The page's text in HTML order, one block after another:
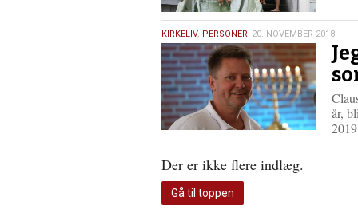
20.
november
2018
KIRKELIV, PERSONER 20. NOVEMBER 2018
år,
Der er ikke flere indlæg.
Gå til toppen